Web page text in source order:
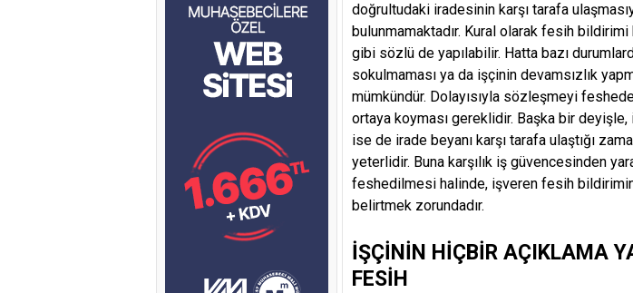
doğrultudaki iradesinin karşı tarafa
bulunmamaktadır. Kural olarak fesih
gibi sözlü de yapılabilir. Hatta bazı
sokulmaması ya da işçinin devamsızlık
mümkündür. Dolayısıyla sözleşmeyi
ortaya koyması gereklidir. Başka bir
ise de irade beyanı karşı tarafa ulaştığı
yeterlidir. Buna karşılık iş güvencesinden
feshedilmesi halinde, işveren fesih
belirtmek zorundadır.
İŞÇİNİN HİÇBİR AÇIKLAMA
FESİH